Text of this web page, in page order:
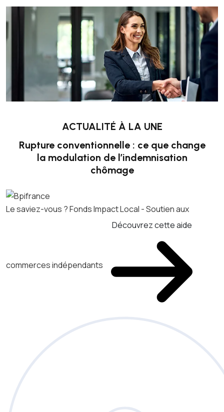
ACTUALITÉ À LA UNE
Rupture conventionnelle : ce que change
la modulation de l’indemnisation
chômage
Le saviez-vous ?Fonds Impact Local - Soutien aux
commerces indépendants
Découvrez cette aide